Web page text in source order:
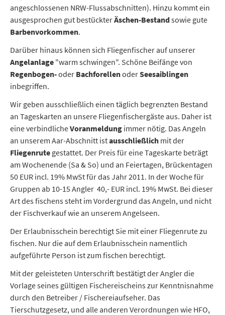
angeschlossenen NRW-Flussabschnitten). Hinzu kommt ein
ausgesprochen gut bestückterÄschen-Bestandsowie gute
Barbenvorkommen.
Darüber hinaus können sich Fliegenfischer auf unserer
Angelanlage "warm schwingen". Schöne Beifänge von
Regenbogen-oder BachforellenoderSeesaiblingen
inbegriffen.
Wir geben ausschließlich einen täglich begrenzten Bestand
an Tageskarten an unsere Fliegenfischergäste aus. Daher ist
eine verbindlicheVoranmeldung immer nötig. Das Angeln
an unserem Aar-Abschnitt istausschließlich mit der
Fliegenrute gestattet. Der Preis für eine Tageskarte beträgt
am Wochenende (Sa & So) und an Feiertagen, Brückentagen
50 EUR incl. 19% MwSt für das Jahr 2011. In der Woche für
Gruppen ab 10-15 Angler 40,- EUR incl. 19% MwSt. Bei dieser
Art des fischens steht im Vordergrund das Angeln, und nicht
der Fischverkauf wie an unserem Angelseen.
Der Erlaubnisschein berechtigt Sie mit einer Fliegenrute zu
fischen. Nur die auf dem Erlaubnisschein namentlich
aufgeführte Person ist zum fischen berechtigt.
Mit der geleisteten Unterschrift bestätigt der Angler die
Vorlage seines gültigen Fischereischeins zur Kenntnisnahme
durch den Betreiber / Fischereiaufseher. Das
Tierschutzgesetz, und alle anderen Verordnungen wie HFO,